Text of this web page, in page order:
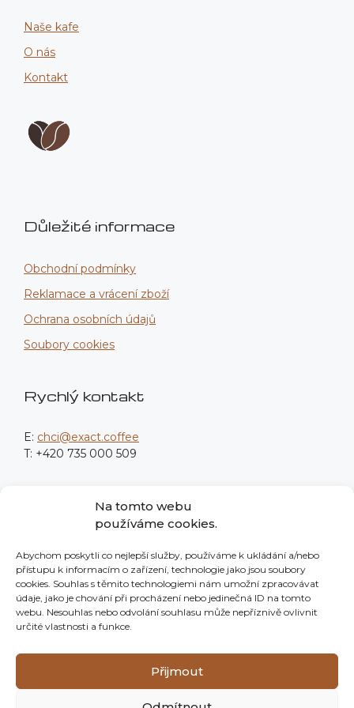
Na tomto webu
používáme cookies.
Abychom poskytli co nejlepší služby, používáme k ukládání a/nebo
přístupu k informacím o zařízení, technologie jako jsou soubory
cookies. Souhlas s těmito technologiemi nám umožní zpracovávat
údaje, jako je chování při procházení nebo jedinečná ID na tomto
webu. Nesouhlas nebo odvolání souhlasu může nepříznivě ovlivnit
určité vlastnosti a funkce.
Přijmout
Naše kafe
O nás
Kontakt
Důležité informace
Obchodní podmínky
Reklamace a vrácení zboží
Ochrana osobních údajů
Soubory cookies
Rychlý kontakt
E: chci@exact.coffee
T: +420 735 000 509
Fakturační údaje
Nové sady 988/2
602 00 Brno
IČO: 139 76 982
Neplátci DPH